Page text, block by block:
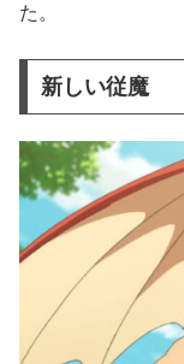
た。
新しい従魔